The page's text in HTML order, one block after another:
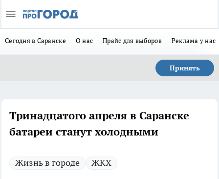
Сегодня в Саранске О нас Прайс для выборов Реклама у нас
Принять
Тринадцатого апреля в Саранске
батареи станут холодными
Жизнь в городе ЖКХ